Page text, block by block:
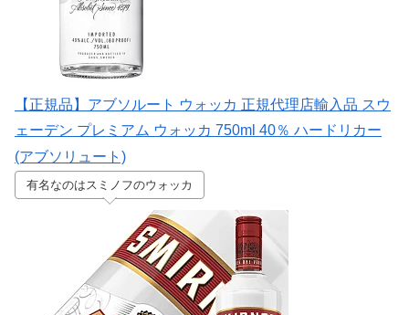
【正規品】アブソルート ウォッカ 正規代理店輸入品 スウ
ェーデン プレミアム ウォッカ 750ml 40％ ハードリカー
(アブソリュート)
有名なのはスミノフのウォッカ